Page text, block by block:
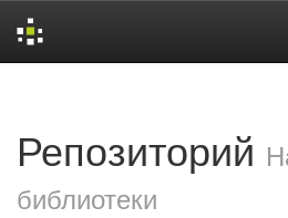
Репозиторий
библиотеки